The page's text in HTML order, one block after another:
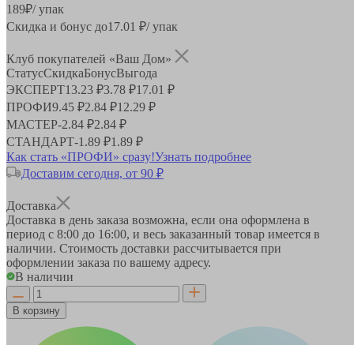
189₽/ упак
Скидка и бонус до17.01 ₽/ упак
Клуб покупателей «Ваш Дом»
СтатусСкидкаБонусВыгода
ЭКСПЕРТ13.23 ₽3.78 ₽17.01 ₽
ПРОФИ9.45 ₽2.84 ₽12.29 ₽
МАСТЕР-2.84 ₽2.84 ₽
СТАНДАРТ-1.89 ₽1.89 ₽
Как стать «ПРОФИ» сразу!Узнать подробнее
Доставим сегодня, от 90 ₽
Доставка
Доставка в день заказа возможна, если она оформлена в
период с 8:00 до 16:00, и весь заказанный товар имеется в
наличии. Стоимость доставки рассчитывается при
оформлении заказа по вашему адресу.
В наличии
В корзину